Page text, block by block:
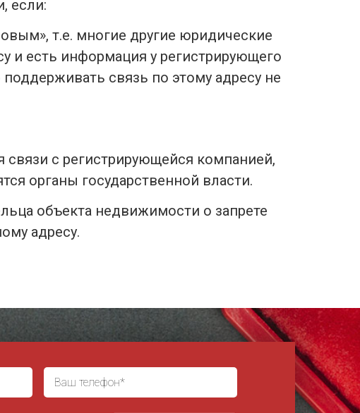
если:
т.е. многие другие юридические
и есть информация у регистрирующего
связь по этому адресу не
с регистрирующейся компанией,
органы государственной власти.
объекта недвижимости о запрете
адресу.